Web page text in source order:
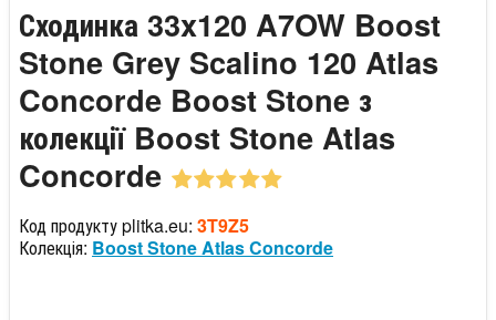
Сходинка 33x120 A7OW Boost
Stone Grey Scalino 120 Atlas
Concorde Boost Stone з
колекції Boost Stone Atlas
Concorde
Код продукту plitka.eu: 3T9Z5
Колекція: Boost Stone Atlas Concorde